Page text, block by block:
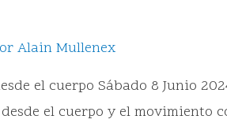
Alain Mullenex
el cuerpo Sábado 8 Junio
el cuerpo y el